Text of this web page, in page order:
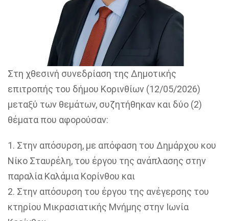
Στη χθεσινή συνεδρίαση της Δημοτικής
επιτροπής του δήμου Κορινθίων (12/05/2026)
μεταξύ των θεμάτων, συζητήθηκαν και δύο (2)
θέματα που αφορούσαν:
1. Στην απόσυρση, με απόφαση του Δημάρχου κου
Νίκο Σταυρέλη, του έργου της ανάπλασης στην
παραλία Καλάμια Κορίνθου και
2. Στην απόσυρση του έργου της ανέγερσης του
κτηρίου Μικρασιατικής Μνήμης στην Ιωνία